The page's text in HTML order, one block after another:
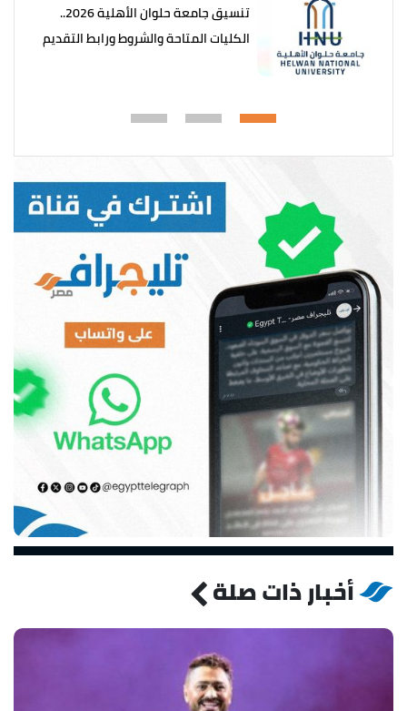
تنسيق جامعة حلوان الأهلية 2026..
الكليات المتاحة والشروط ورابط التقديم
أخبار ذات صلة